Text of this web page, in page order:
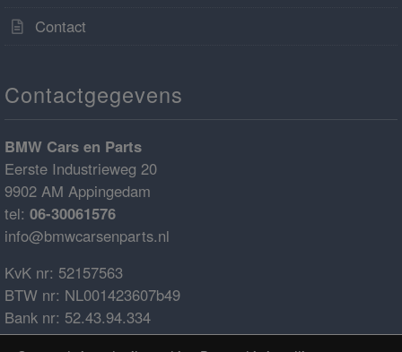
Contact
Contactgegevens
BMW Cars en Parts
Eerste Industrieweg 20
9902 AM Appingedam
tel: 06-30061576
info@bmwcarsenparts.nl
KvK nr: 52157563
BTW nr: NL001423607b49
Bank nr: 52.43.94.334
IBAN: NL68ABNA0524394334